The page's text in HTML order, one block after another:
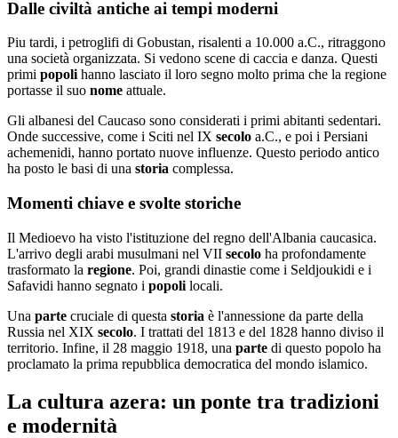
Dalle civiltà antiche ai tempi moderni
Piu tardi, i petroglifi di Gobustan, risalenti a 10.000 a.C., ritraggono
una società organizzata. Si vedono scene di caccia e danza. Questi
primi popoli hanno lasciato il loro segno molto prima che la regione
portasse il suo nome attuale.
Gli albanesi del Caucaso sono considerati i primi abitanti sedentari.
Onde successive, come i Sciti nel IX secolo a.C., e poi i Persiani
achemenidi, hanno portato nuove influenze. Questo periodo antico
ha posto le basi di una storia complessa.
Momenti chiave e svolte storiche
Il Medioevo ha visto l'istituzione del regno dell'Albania caucasica.
L'arrivo degli arabi musulmani nel VII secolo ha profondamente
trasformato la regione. Poi, grandi dinastie come i Seldjoukidi e i
Safavidi hanno segnato i popoli locali.
Una parte cruciale di questa storia è l'annessione da parte della
Russia nel XIX secolo. I trattati del 1813 e del 1828 hanno diviso il
territorio. Infine, il 28 maggio 1918, una parte di questo popolo ha
proclamato la prima repubblica democratica del mondo islamico.
La cultura azera: un ponte tra tradizioni
e modernità